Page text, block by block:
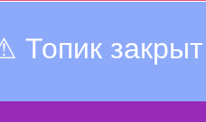
Топик закрыт